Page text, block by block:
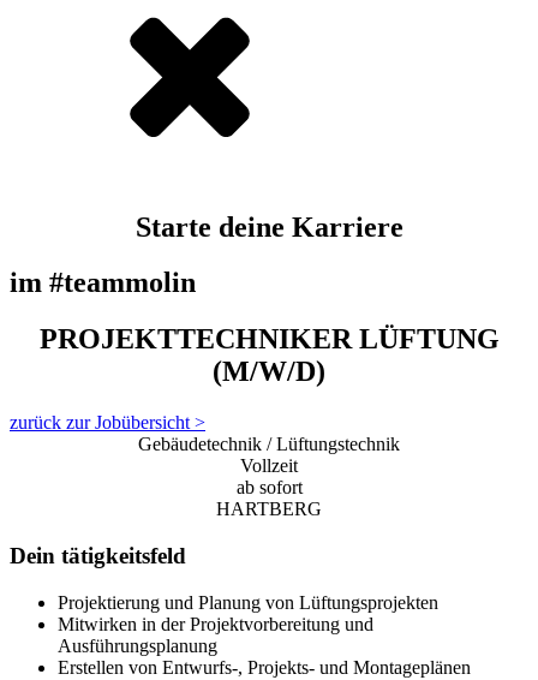
Starte deine Karriere
im #teammolin
PROJEKTTECHNIKER LÜFTUNG
(M/W/D)
zurück zur Jobübersicht >
Gebäudetechnik / Lüftungstechnik
Vollzeit
ab sofort
HARTBERG
Dein tätigkeitsfeld
Projektierung und Planung von Lüftungsprojekten
Mitwirken in der Projektvorbereitung und
Ausführungsplanung
Erstellen von Entwurfs-, Projekts- und Montageplänen